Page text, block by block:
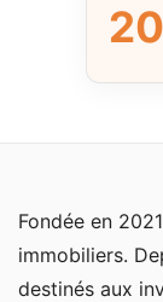
Fondée en
immobiliers.
destinés aux